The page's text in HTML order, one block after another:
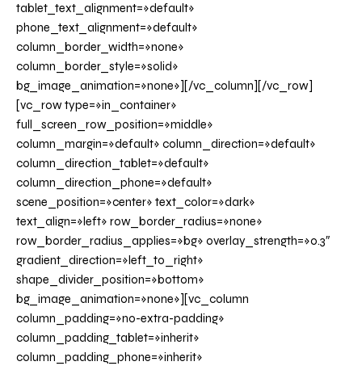
tablet_text_alignment=»default»
phone_text_alignment=»default»
column_border_width=»none»
column_border_style=»solid»
bg_image_animation=»none»][/vc_column][/vc_row]
[vc_row type=»in_container»
full_screen_row_position=»middle»
column_margin=»default» column_direction=»default»
column_direction_tablet=»default»
column_direction_phone=»default»
scene_position=»center» text_color=»dark»
text_align=»left» row_border_radius=»none»
row_border_radius_applies=»bg» overlay_strength=»0.3″
gradient_direction=»left_to_right»
shape_divider_position=»bottom»
bg_image_animation=»none»][vc_column
column_padding=»no-extra-padding»
column_padding_tablet=»inherit»
column_padding_phone=»inherit»